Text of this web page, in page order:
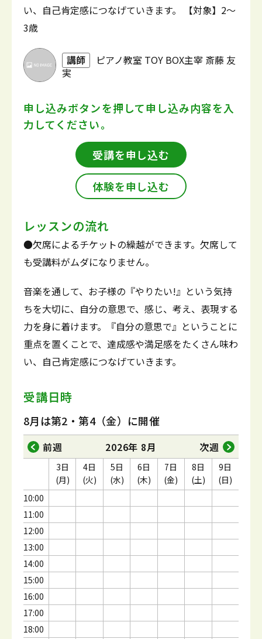
い、自己肯定感につなげていきます。 【対象】2～
3歳
講師
ピアノ教室 TOY BOX主宰 斎藤 友
実
申し込みボタンを押して申し込み内容を入
力してください。
受講を申し込む
体験を申し込む
レッスンの流れ
●欠席によるチケットの繰越ができます。欠席して
も受講料がムダになりません。
音楽を通して、お子様の『やりたい!』という気持
ちを大切に、自分の意思で、感じ、考え、表現する
力を身に着けます。『自分の意思で』ということに
重点を置くことで、達成感や満足感をたくさん味わ
い、自己肯定感につなげていきます。
受講日時
8月は第2・第4（金）に開催
前週 2026年 8月 次週
10:00
11:00
12:00
13:00
14:00
15:00
16:00
17:00
18:00
3日
(月)
4日
(火)
5日
(水)
6日
(木)
7日
(金)
8日
(土)
9日
(日)